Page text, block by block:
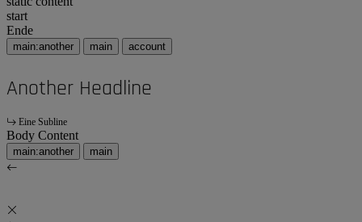
start
Ende
main:another main account
Another Headline
Eine Subline
Body Content
main:another main